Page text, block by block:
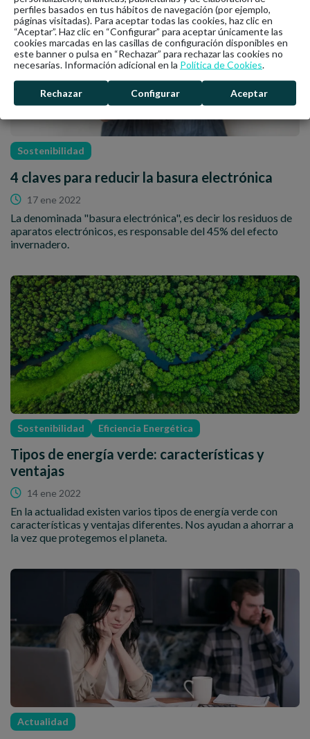
Sostenibilidad
4 claves para reducir la basura electrónica
17 ene 2022
La denominada "basura electrónica", es decir los residuos de
aparatos electrónicos, es responsable del 45% del efecto
invernadero.
Sostenibilidad Eficiencia Energética
Tipos de energía verde: características y
ventajas
14 ene 2022
En la actualidad existen varios tipos de energía verde con
características y ventajas diferentes. Nos ayudan a ahorrar a
la vez que protegemos el planeta.
Actualidad
perfiles basados en tus hábitos de navegación (por ejemplo,
páginas visitadas). Para aceptar todas las cookies, haz clic en
“Aceptar”. Haz clic en “Configurar” para aceptar únicamente las
cookies marcadas en las casillas de configuración disponibles en
este banner o pulsa en “Rechazar” para rechazar las cookies no
necesarias. Información adicional en la Política de Cookies.
Rechazar Configurar Aceptar